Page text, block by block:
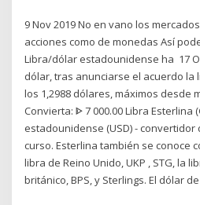
9 Nov 2019 No en vano los
acciones como de monedas Así
Libra/dólar estadounidense ha 17
dólar, tras anunciarse el acuerdo la
los 1,2988 dólares, máximos desde
Convierta: ᐈ 7 000.00 Libra Esterlina
estadounidense (USD) -
curso. Esterlina también se conoce
libra de Reino Unido, UKP , STG, la
británico, BPS, y Sterlings. El dólar